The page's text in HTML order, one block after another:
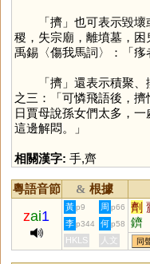
「擠」也可表示毀壞
稷，失宗廟，離墳墓，
禹錫〈傷我馬詞〉：「痑
「擠」還表示積聚、
之三：「可憐飛語後，
日賈母說孫女們太多，
這邊解悶。」
相關漢字: 手,齊
粵語音節 & 根據
zai1
黃 p9 周 p66 劑
鑇
李 p344 何 p58
HKLS 人文 同